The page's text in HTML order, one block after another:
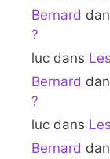
Bernard
?
luc dans
Bernard
?
luc dans
Bernard